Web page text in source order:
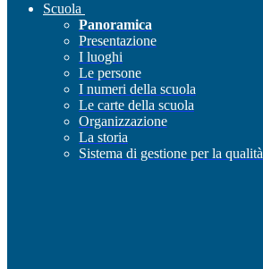
Scuola
Panoramica
Presentazione
I luoghi
Le persone
I numeri della scuola
Le carte della scuola
Organizzazione
La storia
Sistema di gestione per la qualità